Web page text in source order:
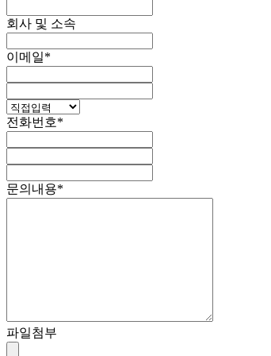
회사 및 소속
이메일*
전화번호*
문의내용*
파일첨부